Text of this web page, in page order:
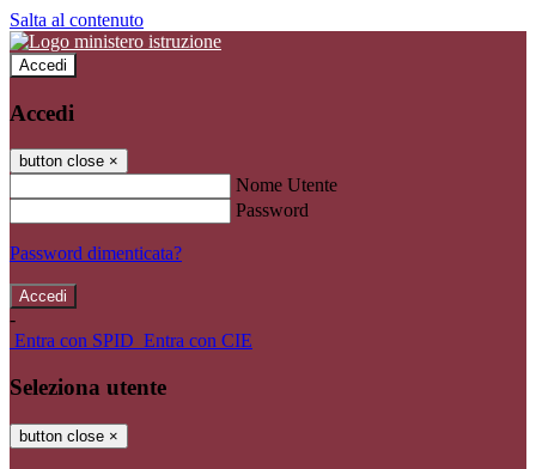
Salta al contenuto
Accedi
Accedi
button close ×
Nome Utente
Password
Password dimenticata?
-
Entra con SPID Entra con CIE
Seleziona utente
button close ×